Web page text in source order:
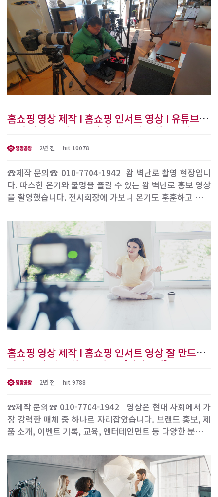
고 합니..
홈쇼핑 영상 제작 I 홈쇼핑 인서트 영상 I 유튜브 바
이럴 영상 잘 만드는 영상 전문 업체 찾으시나요?
[영상공장]
2년 전 hit 10078
☎제작 문의☎ 010-7704-1942 ​ 왐 벽난로 촬영 현장입니
다. 따스한 온기와 불멍을 즐길 수 있는 왐 벽난로 홍보 영상
을 촬영했습니다. 전시회장에 가보니 온기도 훈훈하고 불꽃
편집이 끝나면 아름다운 벽난로 영상으로 찾아뵙겠습니다.
​ 1. 완벽한 난로 촬영 난로는 따뜻함과 안락함을 제공하는
중요한 가전제품 중..
홈쇼핑 영상 제작 I 홈쇼핑 인서트 영상 잘 만드는
영상 제작 업체 찾으시나요? [영상공장]
2년 전 hit 9788
☎제작 문의☎ 010-7704-1942 ​ ​ 영상은 현대 사회에서 가
장 강력한 매체 중 하나로 자리잡았습니다. 브랜드 홍보, 제
품 소개, 이벤트 기록, 교육, 엔터테인먼트 등 다양한 분야에
하는 경우가 많습니다. 그런데, 이런 중요한 영상을 어디에
서 어떻게 제작할지 고민 중이라면, 영상공장이라는 파트너
가 여러분을 도울 준비가 되어 있..